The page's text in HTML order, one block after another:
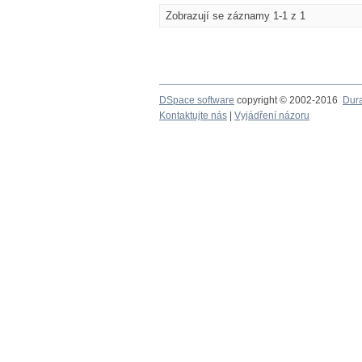
Zobrazují se záznamy 1-1 z 1
DSpace software copyright © 2002-2016
Kontaktujte nás
Vyjádření názoru